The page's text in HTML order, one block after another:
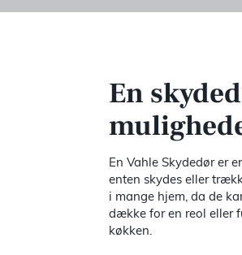
En
En Vahle Skydedør er
enten skydes eller
i mange hjem, da de
dække for en reol eller
køkken.